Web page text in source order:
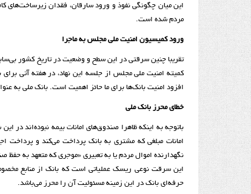
این میان چگونگی نفوذ و ورود سارقان، فقدان زیرساخت‌های
مردم شده است.
ورود کمیسیون امنیت ملی مجلس به ماجرا
تقریبا چنین سرقتی در این سطح و وضعیت در تاریخ کشور
کمیته امنیت ملی مجلس از جلسه این نهاد، در هفته آتی
افزود امنیت بانک‌ها برای ما حائز اهمیت است. بانک ملی به
خطای محرز بانک ملی
باتوجه به اینکه ظاهرا صندوق‌های امانات بیمه نبوده‌اند در
امانات مبلغی که مشتری به بانک پرداخت می‌کند و پرداخت
نگهدارنده اموال مردم یا به تعبیری «موجری که متعهد به
این سرقت نوعی ریسک عملیاتی است که بانک از منابع
حرفه‌ای بانک در این زمینه مسئولیت آن را محرز می‌باشد.